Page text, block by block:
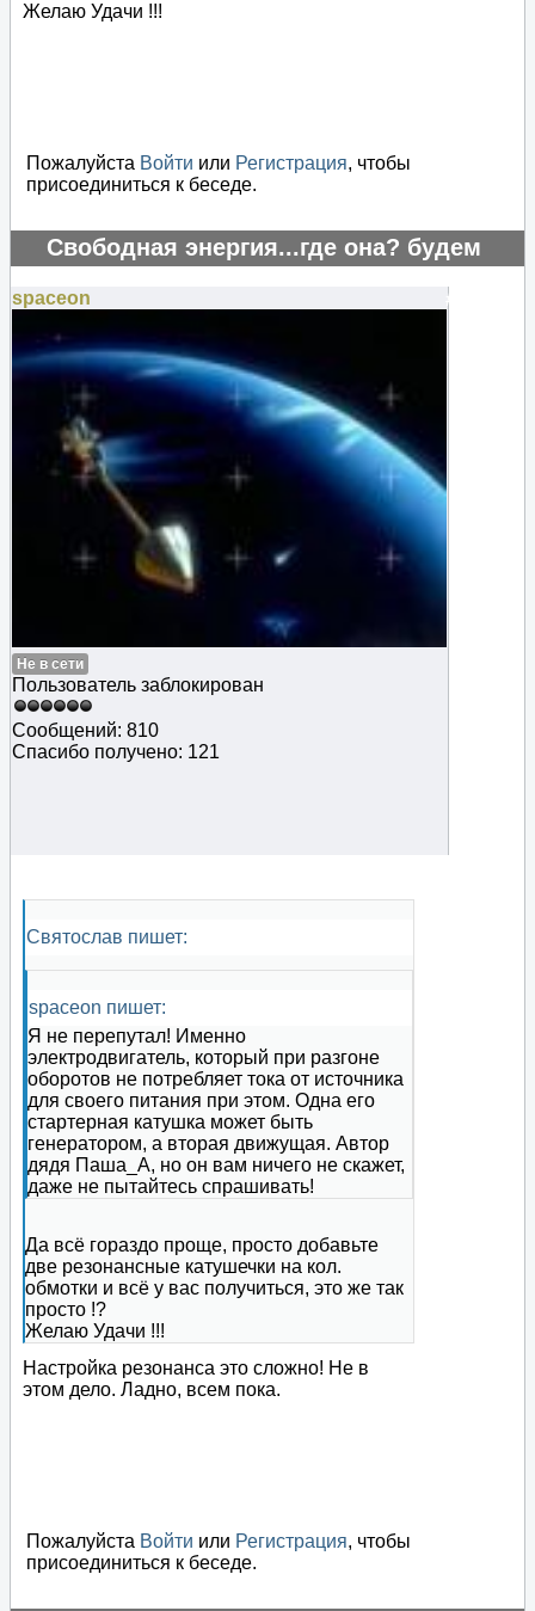
Желаю Удачи !!!
Пожалуйста Войти или Регистрация, чтобы
присоединиться к беседе.
Свободная энергия...где она? будем
искать..
#125912
spaceon
Не в сети
Пользователь заблокирован
Сообщений: 810
Спасибо получено: 121
Святослав пишет:
spaceon пишет:
Я не перепутал! Именно
электродвигатель, который при разгоне
оборотов не потребляет тока от источника
для своего питания при этом. Одна его
стартерная катушка может быть
генератором, а вторая движущая. Автор
дядя Паша_А, но он вам ничего не скажет,
даже не пытайтесь спрашивать!
Да всё гораздо проще, просто добавьте
две резонансные катушечки на кол.
обмотки и всё у вас получиться, это же так
просто !?
Желаю Удачи !!!
Настройка резонанса это сложно! Не в
этом дело. Ладно, всем пока.
Пожалуйста Войти или Регистрация, чтобы
присоединиться к беседе.